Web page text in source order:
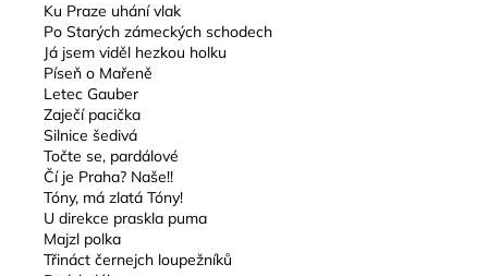
Ku Praze uhání vlak
Po Starých zámeckých schodech
Já jsem viděl hezkou holku
Píseň o Mařeně
Letec Gauber
Zaječí pacička
Silnice šedivá
Točte se, pardálové
Čí je Praha? Naše!!
Tóny, má zlatá Tóny!
U direkce praskla puma
Majzl polka
Třináct černejch loupežníků